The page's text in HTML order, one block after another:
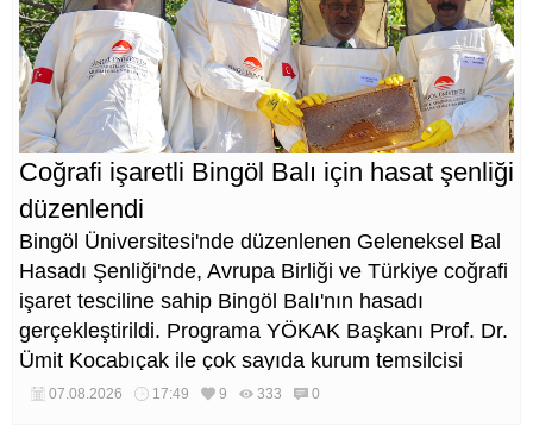
Coğrafi işaretli Bingöl Balı için hasat şenliği
düzenlendi
Bingöl Üniversitesi'nde düzenlenen Geleneksel Bal
Hasadı Şenliği'nde, Avrupa Birliği ve Türkiye coğrafi
işaret tesciline sahip Bingöl Balı'nın hasadı
gerçekleştirildi. Programa YÖKAK Başkanı Prof. Dr.
Ümit Kocabıçak ile çok sayıda kurum temsilcisi
katıldı.
07.08.2026 17:49 9 333 0